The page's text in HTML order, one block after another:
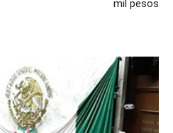
mil pesos